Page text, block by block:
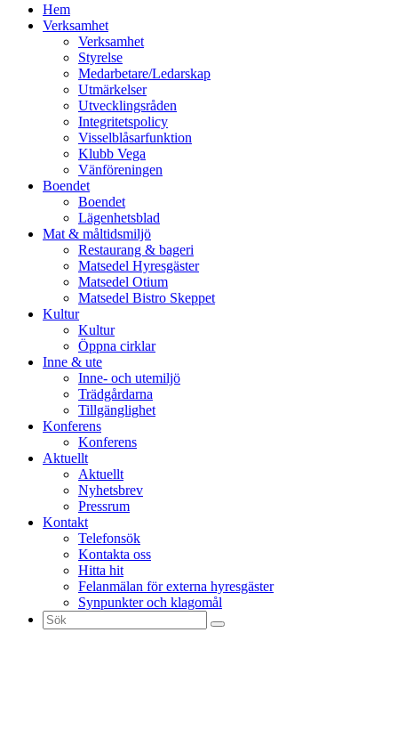
vidare
Hem
Verksamhet
Verksamhet
Styrelse
Medarbetare/Ledarskap
Utmärkelser
Utvecklingsråden
Integritetspolicy
Visselblåsarfunktion
Klubb Vega
Vänföreningen
Boendet
Boendet
Lägenhetsblad
Mat & måltidsmiljö
Restaurang & bageri
Matsedel Hyresgäster
Matsedel Otium
Matsedel Bistro Skeppet
Kultur
Kultur
Öppna cirklar
Inne & ute
Inne- och utemiljö
Trädgårdarna
Tillgänglighet
Konferens
Konferens
Aktuellt
Aktuellt
Nyhetsbrev
Pressrum
Kontakt
Telefonsök
Kontakta oss
Hitta hit
Felanmälan för externa hyresgäster
Synpunkter och klagomål
Sök
efter: